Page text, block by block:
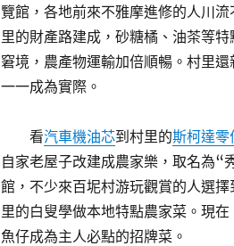
覽館，各地前來不雅摩進修的人川
里的財產路建成，砂糖橘、油茶等
窘境，農產物運輸加倍順暢。村里
一一成為實際。
看汽車機油芯到村里的斯柯達零
自家老屋子改建成農家樂，取名為“
館，不少來百坭村游玩觀賞的人選
里的白叟學做本地特點農家菜。現
魚仔成為主人必點的招牌菜。